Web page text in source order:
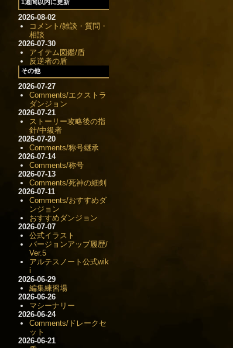
1週間以内に更新
2026-08-02
コメント/雑談・質問・
相談
2026-07-30
アイテム図鑑/盾
反逆者の盾
その他
2026-07-27
Comments/エクストラ
ダンジョン
2026-07-21
ストーリー攻略後の指
針/中級者
2026-07-20
Comments/称号継承
2026-07-14
Comments/称号
2026-07-13
Comments/死神の細剣
2026-07-11
Comments/おすすめダ
ンジョン
おすすめダンジョン
2026-07-07
公式イラスト
バージョンアップ履歴/
Ver.5
アルテスノート公式wik
i
2026-06-29
編集練習場
2026-06-26
マシーナリー
2026-06-24
Comments/ドレークセ
ット
2026-06-21